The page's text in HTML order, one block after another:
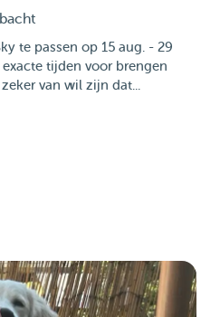
te passen op 15 aug. - 29
tijden voor brengen
van wil zijn dat...